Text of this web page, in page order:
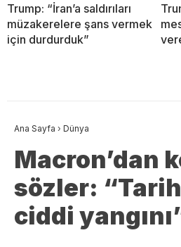
Trump: “İran’a saldırıları
müzakerelere şans vermek
için durdurduk”
Ana Sayfa › Dünya
Macron’dan
sözler:
ciddi